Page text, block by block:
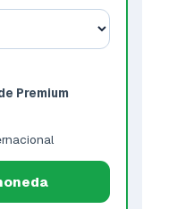
Premium